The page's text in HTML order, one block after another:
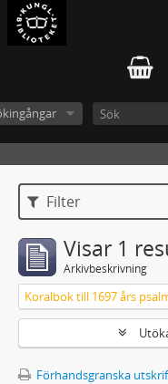
Filter
Visar 1
Arkivbeskrivning
Koralbok till 1697 års
Förhandsgranska